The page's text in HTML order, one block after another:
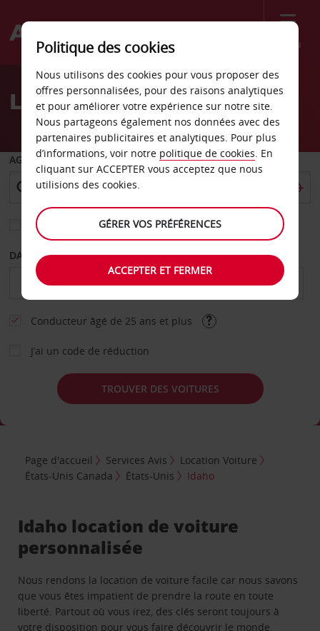
Menu
Welcome
AvisLocation de voiture Idaho
AGENCE DE DÉPART
Sélectionnez une autre agence de retour
DATE DE DÉBUT DATE DE FIN
Conducteur âgé de 25 ans et plus
J’ai un code de réduction
TROUVER DES VOITURES
Page d'accueil Services Avis
Location Voiture
États-Unis Canada
États-Unis Idaho
Idaho location de voiture
personnalisée
Nous rendons la location de voiture facile car nous savons
que vous êtes impatient de prendre la route en toute
liberté. Partout où vous irez, des clés seront toujours à
votre disposition pour vous faire découvrir le monde.
Politique des cookies
Nous utilisons des cookies pour vous proposer des
offres personnalisées, pour des raisons analytiques
et pour améliorer votre expérience sur notre site.
Nous partageons également nos données avec des
partenaires publicitaires et analytiques. Pour plus
d’informations, voir notre politique de cookies. En
cliquant sur ACCEPTER vous acceptez que nous
utilisions des cookies.
GÉRER VOS PRÉFÉRENCES
ACCEPTER ET FERMER